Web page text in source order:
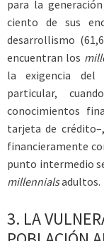
para la
ciento de sus
desarrollismo
encuentran los
la exigencia del
particular,
conocimientos
tarjeta de
financieramente
punto intermedio
millennialsadultos.
3. LA